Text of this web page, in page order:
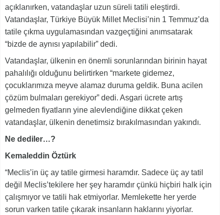
açıklanırken, vatandaşlar uzun süreli tatili eleştirdi.
Vatandaşlar, Türkiye Büyük Millet Meclisi’nin 1 Temmuz’da
tatile çıkma uygulamasından vazgeçtiğini anımsatarak
“bizde de aynısı yapılabilir” dedi.
Vatandaşlar, ülkenin en önemli sorunlarından birinin hayat
pahalılığı olduğunu belirtirken “markete gidemez,
çocuklarımıza meyve alamaz duruma geldik. Buna acilen
çözüm bulmaları gerekiyor” dedi. Asgari ücrete artış
gelmeden fiyatların yine alevlendiğine dikkat çeken
vatandaşlar, ülkenin denetimsiz bırakılmasından yakındı.
Ne dediler…?
Kemaleddin Öztürk
“Meclis’in üç ay tatile girmesi haramdır. Sadece üç ay tatil
değil Meclis’tekilere her şey haramdır çünkü hiçbiri halk için
çalışmıyor ve tatili hak etmiyorlar. Memlekette her yerde
sorun varken tatile çıkarak insanların haklarını yiyorlar.